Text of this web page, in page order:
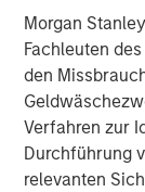
Morgan
Fachleuten
den
Verfahren zur
Durchführung
relevanten
for Breitenfeld
expansion,”
acquisition
About